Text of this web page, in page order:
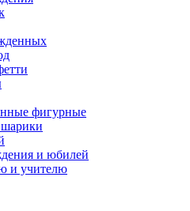
фигурные
и юбилей
и учителю